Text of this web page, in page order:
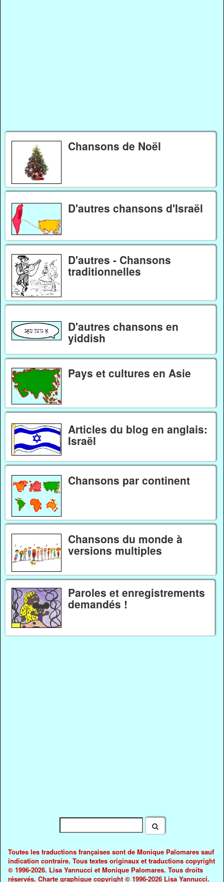
Chansons de Noël
D'autres chansons d'Israël
D'autres - Chansons
traditionnelles
D'autres chansons en
yiddish
Pays et cultures en Asie
Articles du blog en anglais:
Israël
Chansons par continent
Chansons du monde à
versions multiples
Paroles et enregistrements
demandés !
Toutes les traductions françaises sont de Monique Palomares sauf
indication contraire. Tous textes originaux et traductions copyright
© 1996-2026. Lisa Yannucci et Monique Palomares. Tous droits
réservés. Charte graphique copyright © 1996-2026 Lisa Yannucci.